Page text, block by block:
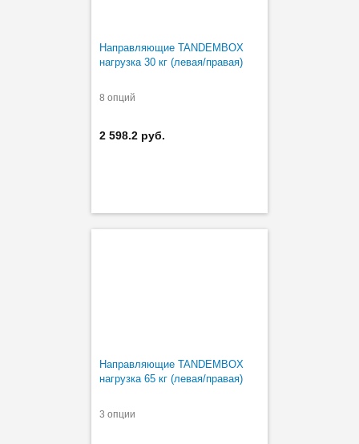
Направляющие TANDEMBOX
нагрузка 30 кг (левая/правая)
8 опций
2 598.2 руб.
Направляющие TANDEMBOX
нагрузка 65 кг (левая/правая)
3 опции